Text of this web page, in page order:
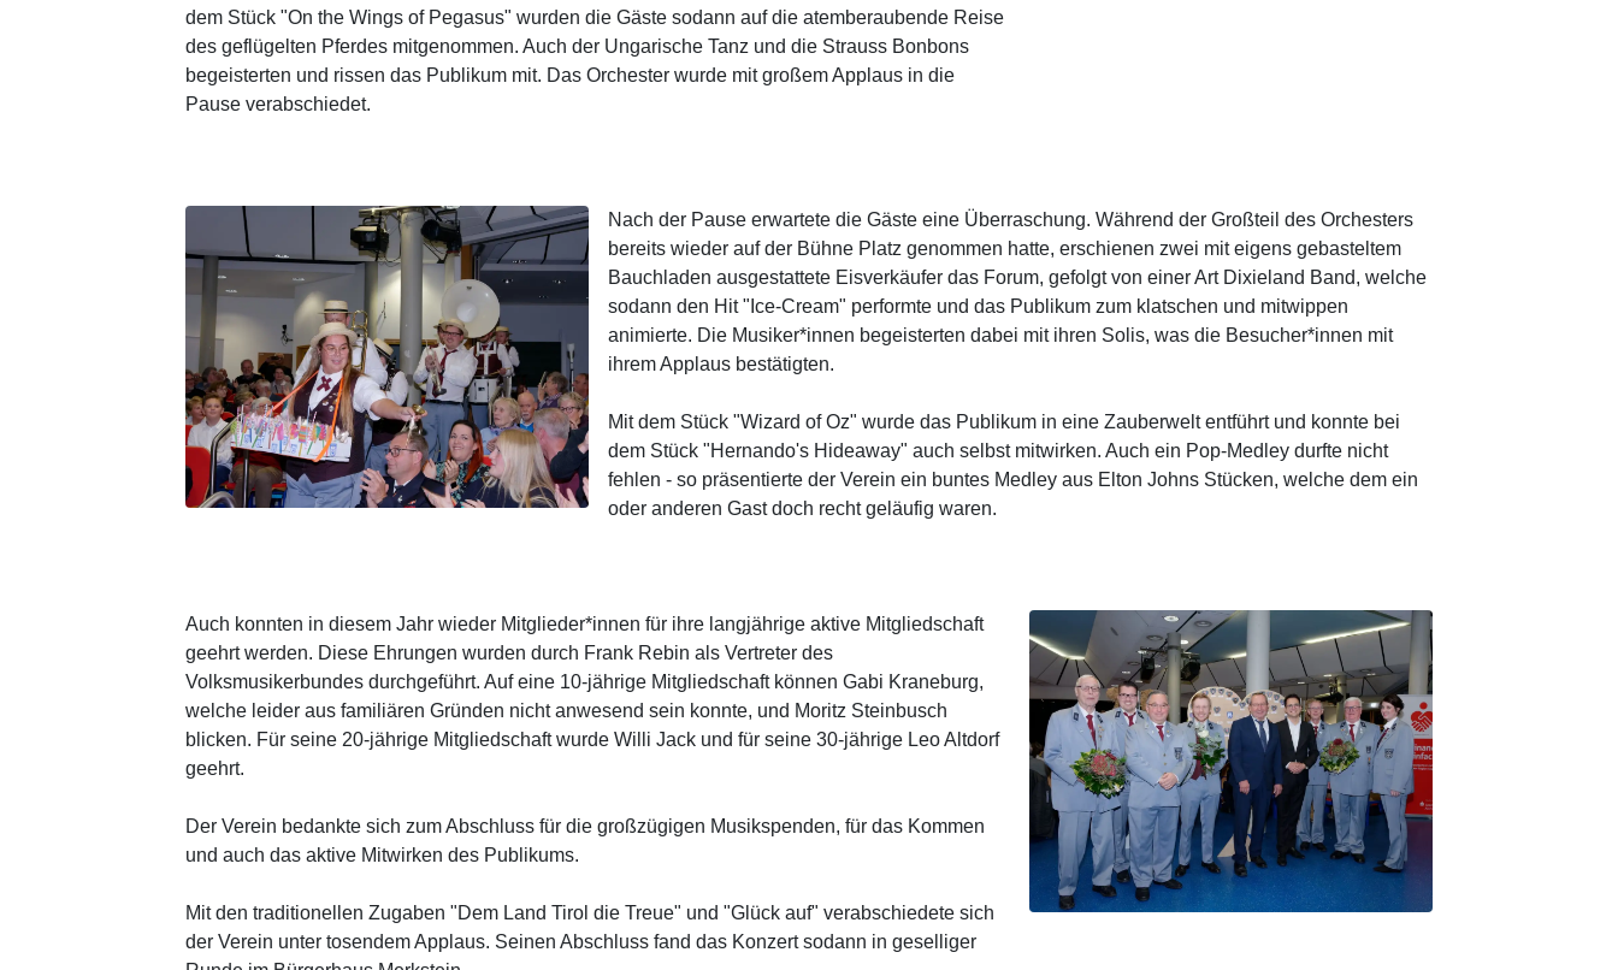
dem Stück "On the Wings of Pegasus" wurden die Gäste sodann auf die atemberaubende Reise
des geflügelten Pferdes mitgenommen. Auch der Ungarische Tanz und die Strauss Bonbons
begeisterten und rissen das Publikum mit. Das Orchester wurde mit großem Applaus in die
Pause verabschiedet.
Nach der Pause erwartete die Gäste eine Überraschung. Während der Großteil des Orchesters
bereits wieder auf der Bühne Platz genommen hatte, erschienen zwei mit eigens gebasteltem
Bauchladen ausgestattete Eisverkäufer das Forum, gefolgt von einer Art Dixieland Band, welche
sodann den Hit "Ice-Cream" performte und das Publikum zum klatschen und mitwippen
animierte. Die Musiker*innen begeisterten dabei mit ihren Solis, was die Besucher*innen mit
ihrem Applaus bestätigten.
Mit dem Stück "Wizard of Oz" wurde das Publikum in eine Zauberwelt entführt und konnte bei
dem Stück "Hernando's Hideaway" auch selbst mitwirken. Auch ein Pop-Medley durfte nicht
fehlen - so präsentierte der Verein ein buntes Medley aus Elton Johns Stücken, welche dem ein
oder anderen Gast doch recht geläufig waren.
Auch konnten in diesem Jahr wieder Mitglieder*innen für ihre langjährige aktive Mitgliedschaft
geehrt werden. Diese Ehrungen wurden durch Frank Rebin als Vertreter des
Volksmusikerbundes durchgeführt. Auf eine 10-jährige Mitgliedschaft können Gabi Kraneburg,
welche leider aus familiären Gründen nicht anwesend sein konnte, und Moritz Steinbusch
blicken. Für seine 20-jährige Mitgliedschaft wurde Willi Jack und für seine 30-jährige Leo Altdorf
geehrt.
Der Verein bedankte sich zum Abschluss für die großzügigen Musikspenden, für das Kommen
und auch das aktive Mitwirken des Publikums.
Mit den traditionellen Zugaben "Dem Land Tirol die Treue" und "Glück auf" verabschiedete sich
der Verein unter tosendem Applaus. Seinen Abschluss fand das Konzert sodann in geselliger